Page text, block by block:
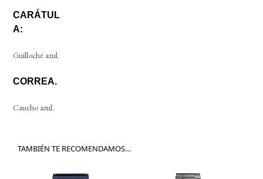
CARÁTUL
A:
Guilloché azul.
CORREA.
Caucho azul.
TAMBIÉN TE RECOMENDAMOS…